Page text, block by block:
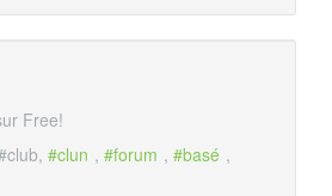
Free!
#clun , #forum , #basé ,